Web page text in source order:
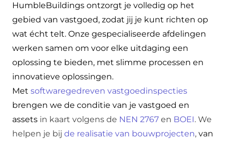
HumbleBuildings ontzorgt je volledig op het
gebied van vastgoed, zodat jij je kunt richten op
wat écht telt. Onze gespecialiseerde afdelingen
werken samen om voor elke uitdaging een
oplossing te bieden, met slimme processen en
innovatieve oplossingen.
Met softwaregedreven vastgoedinspecties
brengen we de conditie van je vastgoed en
assets in kaart volgens de NEN 2767 en BOEI. We
helpen je bij de realisatie van bouwprojecten, van